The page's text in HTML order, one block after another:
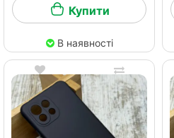
Купити
В наявності